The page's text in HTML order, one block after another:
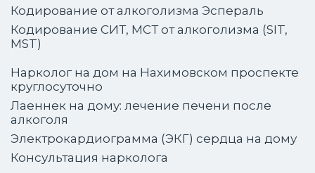
Кодирование от алкоголизма Эспераль
Кодирование СИТ, МСТ от алкоголизма (SIT,
MST)
Нарколог на дом на Нахимовском проспекте
круглосуточно
Лаеннек на дому: лечение печени после
алкоголя
Электрокардиограмма (ЭКГ) сердца на дому
Консультация нарколога